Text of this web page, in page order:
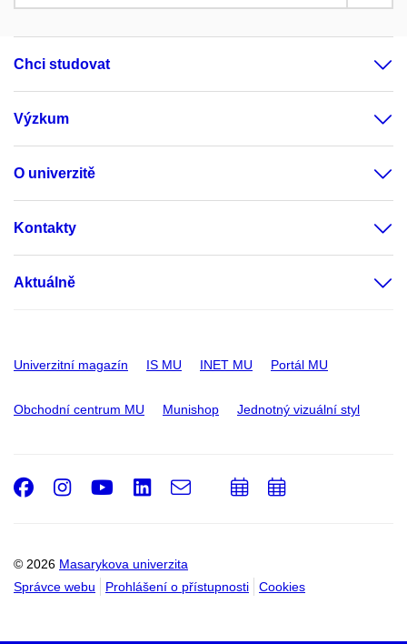
Chci studovat
Výzkum
O univerzitě
Kontakty
Aktuálně
Univerzitní magazín IS MU INET MU Portál MU
Obchodní centrum MU Munishop Jednotný vizuální styl
© 2026 Masarykova univerzita
Správce webu
Prohlášení o přístupnosti Cookies
Facebook
Instagram
Youtube
LinkedIn
e-
PřidatPřidat